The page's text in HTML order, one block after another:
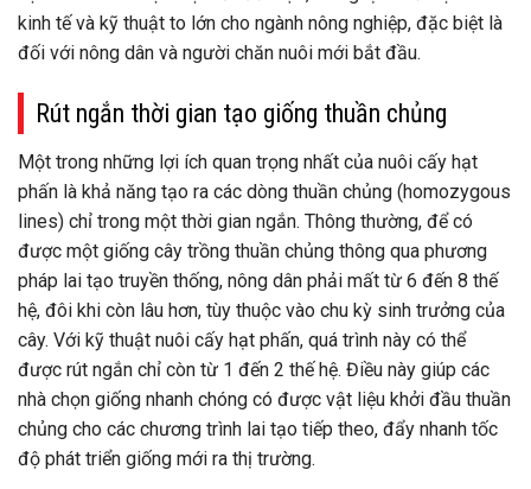
kinh tế và kỹ thuật to lớn cho ngành nông nghiệp, đặc biệt là
đối với nông dân và người chăn nuôi mới bắt đầu.
Rút ngắn thời gian tạo giống thuần chủng
Một trong những lợi ích quan trọng nhất của nuôi cấy hạt
phấn là khả năng tạo ra các dòng thuần chủng (homozygous
lines) chỉ trong một thời gian ngắn. Thông thường, để có
được một giống cây trồng thuần chủng thông qua phương
pháp lai tạo truyền thống, nông dân phải mất từ 6 đến 8 thế
hệ, đôi khi còn lâu hơn, tùy thuộc vào chu kỳ sinh trưởng của
cây. Với kỹ thuật nuôi cấy hạt phấn, quá trình này có thể
được rút ngắn chỉ còn từ 1 đến 2 thế hệ. Điều này giúp các
nhà chọn giống nhanh chóng có được vật liệu khởi đầu thuần
chủng cho các chương trình lai tạo tiếp theo, đẩy nhanh tốc
độ phát triển giống mới ra thị trường.